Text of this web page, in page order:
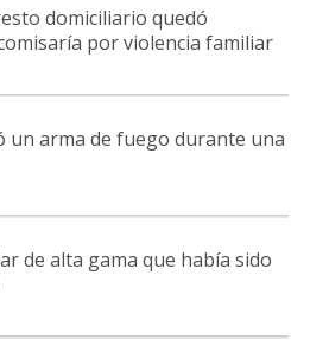
domiciliario quedó
por violencia familiar
un arma de fuego durante una
de alta gama que había sido